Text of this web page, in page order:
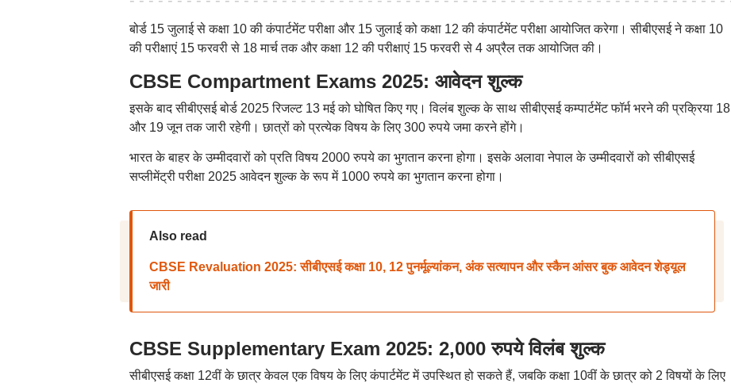
बोर्ड 15 जुलाई से कक्षा 10 की कंपार्टमेंट परीक्षा और 15 जुलाई को कक्षा 12 की कंपार्टमेंट परीक्षा आयोजित करेगा। सीबीएसई ने कक्षा 10
की परीक्षाएं 15 फरवरी से 18 मार्च तक और कक्षा 12 की परीक्षाएं 15 फरवरी से 4 अप्रैल तक आयोजित की।
CBSE Compartment Exams 2025: आवेदन शुल्क
इसके बाद सीबीएसई बोर्ड 2025 रिजल्ट 13 मई को घोषित किए गए। विलंब शुल्क के साथ सीबीएसई कम्पार्टमेंट फॉर्म भरने की प्रक्रिया 18
और 19 जून तक जारी रहेगी। छात्रों को प्रत्येक विषय के लिए 300 रुपये जमा करने होंगे।
भारत के बाहर के उम्मीदवारों को प्रति विषय 2000 रुपये का भुगतान करना होगा। इसके अलावा नेपाल के उम्मीदवारों को सीबीएसई
सप्लीमेंट्री परीक्षा 2025 आवेदन शुल्क के रूप में 1000 रुपये का भुगतान करना होगा।
Also read
CBSE Revaluation 2025: सीबीएसई कक्षा 10, 12 पुनर्मूल्यांकन, अंक सत्यापन और स्कैन आंसर बुक आवेदन शेड्यूल
जारी
CBSE Supplementary Exam 2025: 2,000 रुपये विलंब शुल्क
सीबीएसई कक्षा 12वीं के छात्र केवल एक विषय के लिए कंपार्टमेंट में उपस्थित हो सकते हैं, जबकि कक्षा 10वीं के छात्र को 2 विषयों के लिए